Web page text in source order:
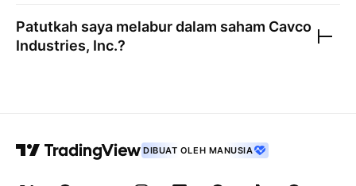
Patutkah saya melabur dalam saham Cavco
Industries, Inc.?
DIBUAT OLEH MANUSIA